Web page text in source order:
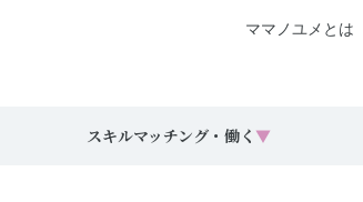
ママノユメとは
スキルマッチング・働く ▼